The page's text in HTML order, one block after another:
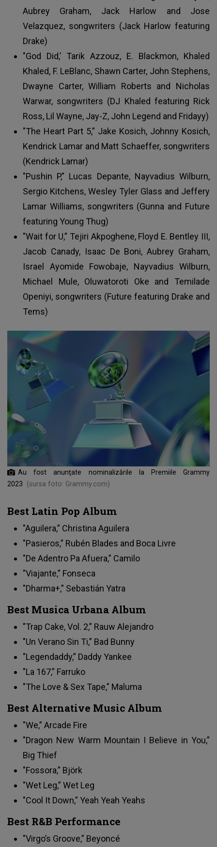
Aubrey Graham, Jack Harlow and Jose
Velazquez, songwriters (Jack Harlow featuring
Drake)
"God Did,’ Tarik Azzouz, E. Blackmon, Khaled
Khaled, F. LeBlanc, Shawn Carter, John Stephens,
Dwayne Carter, William Roberts and Nicholas
Warwar, songwriters (DJ Khaled featuring Rick
Ross, Lil Wayne, Jay-Z, John Legend and Fridayy)
"The Heart Part 5,” Jake Kosich, Johnny Kosich,
Kendrick Lamar and Matt Schaeffer, songwriters
(Kendrick Lamar)
"Pushin P,” Lucas Depante, Nayvadius Wilburn,
Sergio Kitchens, Wesley Tyler Glass and Jeffery
Lamar Williams, songwriters (Gunna and Future
featuring Young Thug)
"Wait for U,” Tejiri Akpoghene, Floyd E. Bentley III,
Jacob Canady, Isaac De Boni, Aubrey Graham,
Israel Ayomide Fowobaje, Nayvadius Wilburn,
Michael Mule, Oluwatoroti Oke and Temilade
Openiyi, songwriters (Future featuring Drake and
Tems)
Au fost anunţate nominalizările la Premiile Grammy
2023
(sursa foto: Grammy.com)
Best Latin Pop Album
"Aguilera,” Christina Aguilera
"Pasieros,” Rubén Blades and Boca Livre
"De Adentro Pa Afuera,” Camilo
"Viajante,” Fonseca
"Dharma+,” Sebastián Yatra
Best Musica Urbana Album
"Trap Cake, Vol. 2,” Rauw Alejandro
"Un Verano Sin Ti,” Bad Bunny
"Legendaddy,” Daddy Yankee
"La 167,” Farruko
"The Love & Sex Tape,” Maluma
Best Alternative Music Album
"We,” Arcade Fire
"Dragon New Warm Mountain I Believe in You,”
Big Thief
"Fossora,” Björk
"Wet Leg,” Wet Leg
"Cool It Down,” Yeah Yeah Yeahs
Best R&B Performance
"Virgo’s Groove,” Beyoncé